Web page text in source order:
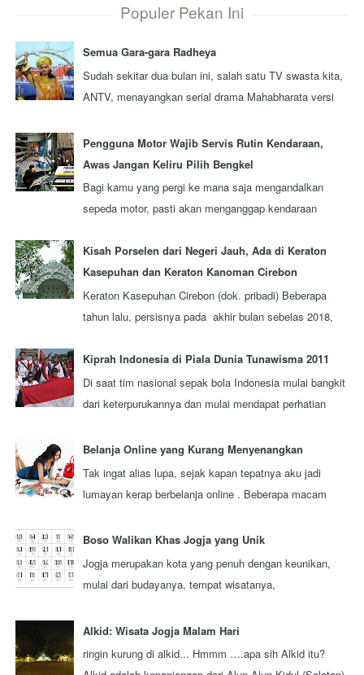
Populer Pekan Ini
Semua Gara-gara Radheya
Sudah sekitar dua bulan ini, salah satu TV swasta kita,
ANTV, menayangkan serial drama Mahabharata versi
Pengguna Motor Wajib Servis Rutin Kendaraan,
Awas Jangan Keliru Pilih Bengkel
Bagi kamu yang pergi ke mana saja mengandalkan
sepeda motor, pasti akan menganggap kendaraan
Kisah Porselen dari Negeri Jauh, Ada di Keraton
Kasepuhan dan Keraton Kanoman Cirebon
Keraton Kasepuhan Cirebon (dok. pribadi) Beberapa
tahun lalu, persisnya pada akhir bulan sebelas 2018,
Kiprah Indonesia di Piala Dunia Tunawisma 2011
Di saat tim nasional sepak bola Indonesia mulai bangkit
dari keterpurukannya dan mulai mendapat perhatian
Belanja Online yang Kurang Menyenangkan
Tak ingat alias lupa, sejak kapan tepatnya aku jadi
lumayan kerap berbelanja online . Beberapa macam
Boso Walikan Khas Jogja yang Unik
Jogja merupakan kota yang penuh dengan keunikan,
mulai dari budayanya, tempat wisatanya,
Alkid: Wisata Jogja Malam Hari
ringin kurung di alkid... Hmmm ….apa sih Alkid itu?